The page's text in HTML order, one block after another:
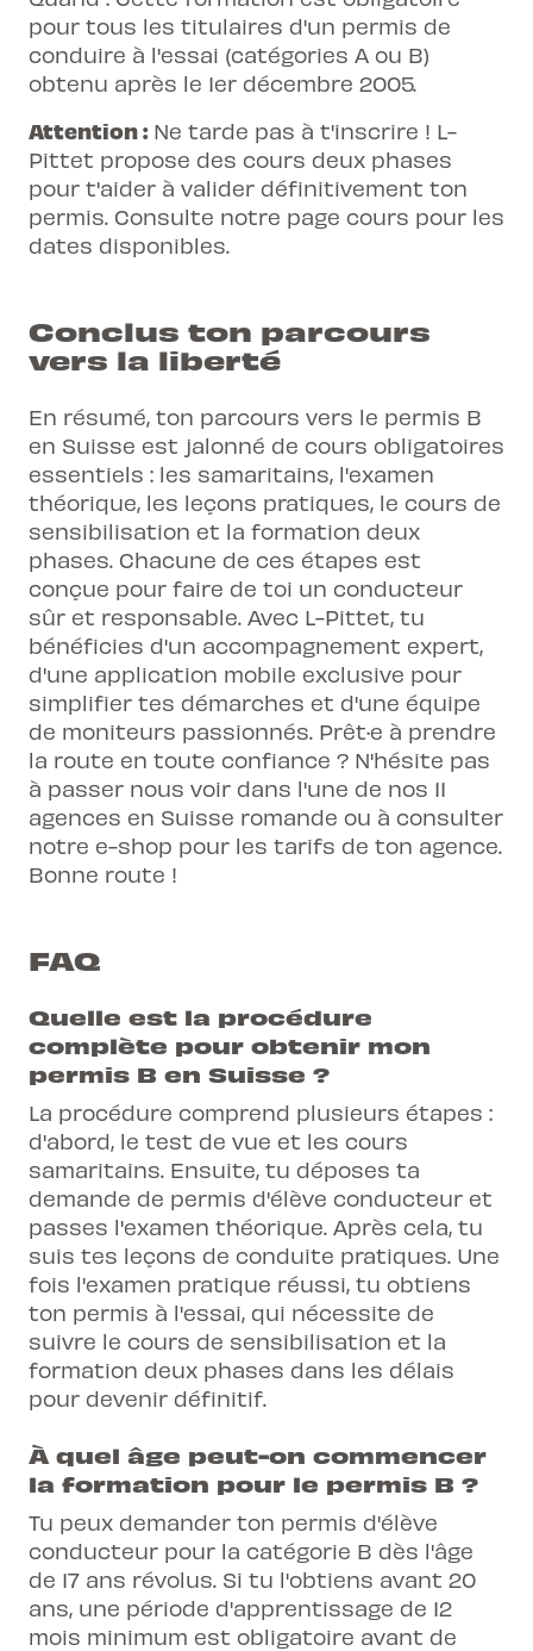
pour tous les titulaires d'un permis de
conduire à l'essai (catégories A ou B)
obtenu après le 1er décembre 2005.
Attention : Ne tarde pas à t'inscrire ! L-
Pittet propose des cours deux phases
pour t'aider à valider définitivement ton
permis. Consulte notre page cours pour les
dates disponibles.
Conclus ton parcours
vers la liberté
En résumé, ton parcours vers le permis B
en Suisse est jalonné de cours obligatoires
essentiels : les samaritains, l'examen
théorique, les leçons pratiques, le cours de
sensibilisation et la formation deux
phases. Chacune de ces étapes est
conçue pour faire de toi un conducteur
sûr et responsable. Avec L-Pittet, tu
bénéficies d'un accompagnement expert,
d'une application mobile exclusive pour
simplifier tes démarches et d'une équipe
de moniteurs passionnés. Prêt·e à prendre
la route en toute confiance ? N'hésite pas
à passer nous voir dans l'une de nos 11
agences en Suisse romande ou à consulter
notre e-shop pour les tarifs de ton agence.
Bonne route !
FAQ
Quelle est la procédure
complète pour obtenir mon
permis B en Suisse ?
La procédure comprend plusieurs étapes :
d'abord, le test de vue et les cours
samaritains. Ensuite, tu déposes ta
demande de permis d'élève conducteur et
passes l'examen théorique. Après cela, tu
suis tes leçons de conduite pratiques. Une
fois l'examen pratique réussi, tu obtiens
ton permis à l'essai, qui nécessite de
suivre le cours de sensibilisation et la
formation deux phases dans les délais
pour devenir définitif.
À quel âge peut-on commencer
la formation pour le permis B ?
Tu peux demander ton permis d'élève
conducteur pour la catégorie B dès l'âge
de 17 ans révolus. Si tu l'obtiens avant 20
ans, une période d'apprentissage de 12
mois minimum est obligatoire avant de